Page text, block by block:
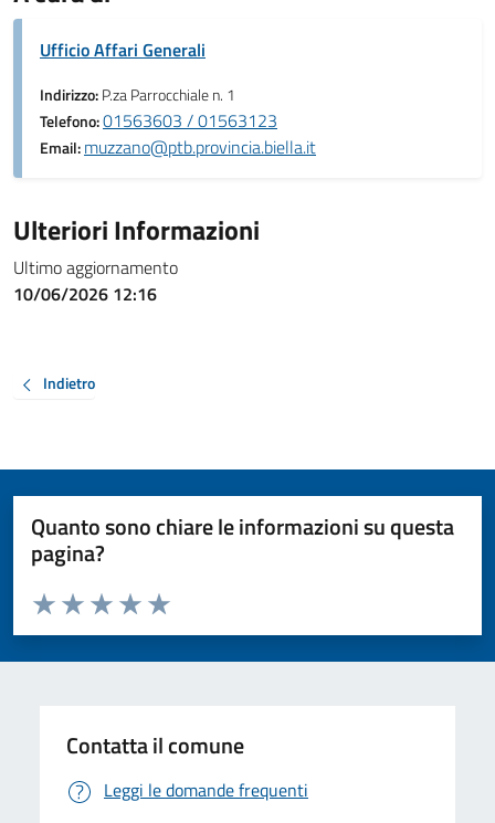
Ufficio Affari Generali
Indirizzo:P.za Parrocchiale n. 1
Telefono:01563603 / 01563123
Email:muzzano@ptb.provincia.biella.it
Ulteriori Informazioni
Ultimo aggiornamento
10/06/2026 12:16
Indietro
Quanto sono chiare le informazioni su questa
pagina?
Valuta da 1 a 5 stelle la pagina
Valuta 5 stelle su 5
Valuta 4 stelle su 5
Valuta 3 stelle su 5
Valuta 2 stelle su 5
Valuta 1 stelle su 5
Contatta il comune
Leggi le domande frequenti